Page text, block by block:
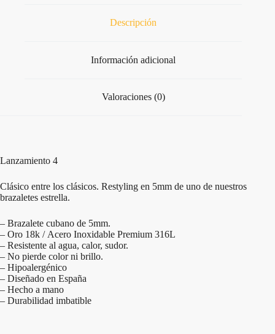
Descripción
Información adicional
Valoraciones (0)
Lanzamiento 4
Clásico entre los clásicos. Restyling en 5mm de uno de nuestros
brazaletes estrella.
– Brazalete cubano de 5mm.
– Oro 18k / Acero Inoxidable Premium 316L
– Resistente al agua, calor, sudor.
– No pierde color ni brillo.
– Hipoalergénico
– Diseñado en España
– Hecho a mano
– Durabilidad imbatible